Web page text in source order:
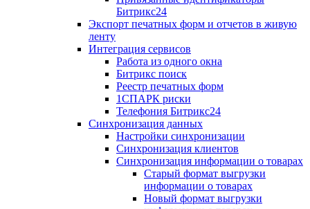
Битрикс24
Экспорт печатных форм и отчетов в живую
ленту
Интеграция сервисов
Работа из одного окна
Битрикс поиск
Реестр печатных форм
1СПАРК риски
Телефония Битрикс24
Синхронизация данных
Настройки синхронизации
Синхронизация клиентов
Синхронизация информации о товарах
Старый формат выгрузки
информации о товарах
Новый формат выгрузки